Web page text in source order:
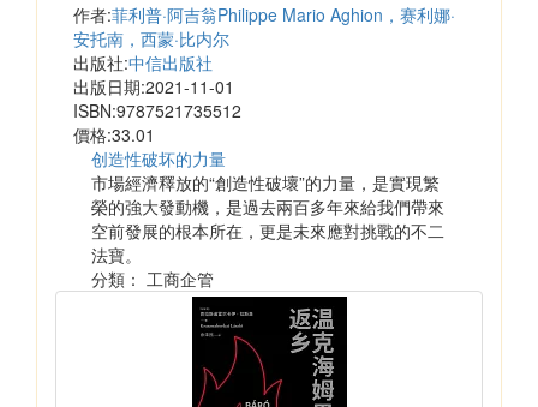
作者:菲利普·阿吉翁Philippe Mario Aghion，赛利娜·
安托南，西蒙·比内尔
出版社:中信出版社
出版日期:2021-11-01
ISBN:9787521735512
價格:33.01
创造性破坏的力量
市場經濟釋放的“創造性破壞”的力量，是實現繁
榮的強大發動機，是過去兩百多年來給我們帶來
空前發展的根本所在，更是未來應對挑戰的不二
法寶。
分類： 工商企管